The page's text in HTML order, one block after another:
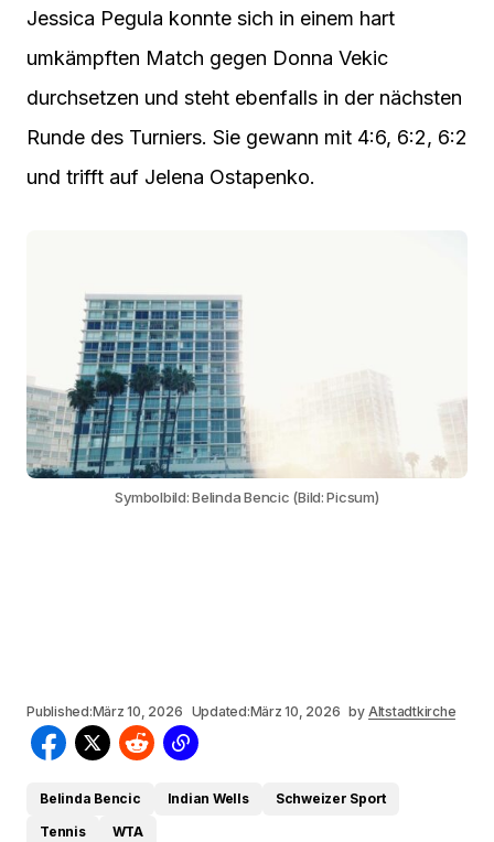
Jessica Pegula konnte sich in einem hart
umkämpften Match gegen Donna Vekic
durchsetzen und steht ebenfalls in der nächsten
Runde des Turniers. Sie gewann mit 4:6, 6:2, 6:2
und trifft auf Jelena Ostapenko.
Symbolbild: Belinda Bencic (Bild: Picsum)
Published:März 10, 2026 Updated:März 10, 2026 by Altstadtkirche
Belinda Bencic Indian Wells
Schweizer Sport
Tennis
WTA